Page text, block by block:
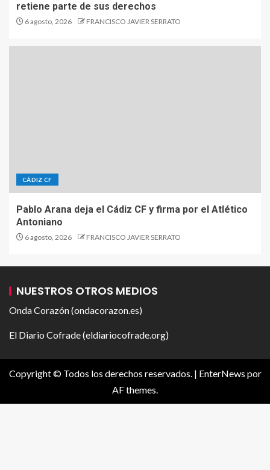
retiene parte de sus derechos
6 agosto, 2026 FRANCISCO JAVIER SERRATO
CÁDIZ CF
Pablo Arana deja el Cádiz CF y firma por el Atlético
Antoniano
6 agosto, 2026 FRANCISCO JAVIER SERRATO
NUESTROS OTROS MEDIOS
Onda Corazón (ondacorazon.es)
El Diario Cofrade (eldiariocofrade.org)
Copyright © Todos los derechos reservados. | EnterNews por
AF themes.